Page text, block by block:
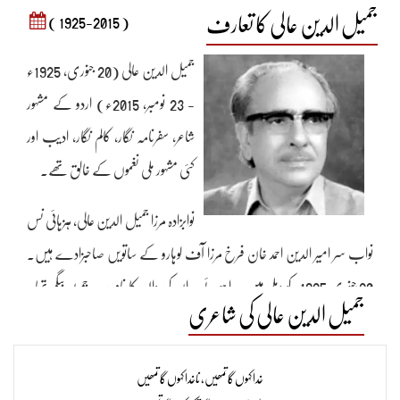
جمیل الدین عالی کا تعارف ( 1925-2015 )
جمیل الدین عالی (20 جنوری، 1925ء
- 23 نومبر، 2015ء) اردو کے مشہور
شاعر، سفرنامہ نگار، کالم نگار، ادیب اور
کئی مشہور ملی نغموں کے خالق تھے۔
نوابزادہ مرزا جمیل الدین عالی، ہزہائی نس
نواب سر امیر الدین احمد خان فرخ مرزا آف لوہارو کے ساتویں صاحبزادے ہیں۔
20 جنوری 1925ء کو دہلی میں پیدا ہوئے۔ ان کی والدہ کا نام سیّدہ جمیلہ بیگم تھا۔
جو نواب سر امیر الدین کی چوتھی بیوی اور اور سیّد خواجہ میر درد کی پڑپوتی تھیں۔ بارہ
جمیل الدین عالی کی شاعری
خدا کہوں گا تمھیں، ناخدا کہوں گا تمھیں